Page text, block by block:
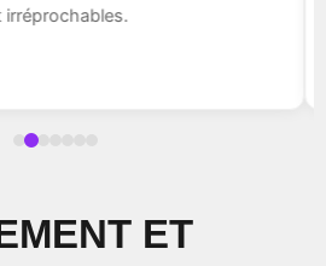
irréprochables.
ET